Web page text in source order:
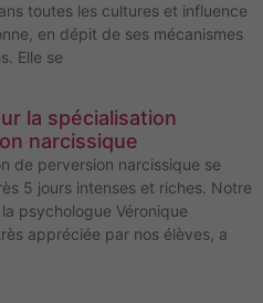
toutes les cultures et influence
en dépit de ses mécanismes
Elle se
la spécialisation
narcissique
de perversion narcissique se
5 jours intenses et riches. Notre
psychologue Véronique
appréciée par nos élèves, a